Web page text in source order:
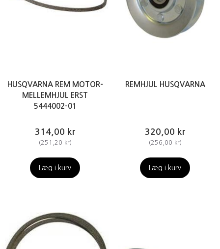
HUSQVARNA REM MOTOR-
MELLEMHJUL ERST
5444002-01
314,00 kr
(251,20 kr)
Læg i kurv
REMHJUL HUSQVARNA
320,00 kr
(256,00 kr)
Læg i kurv